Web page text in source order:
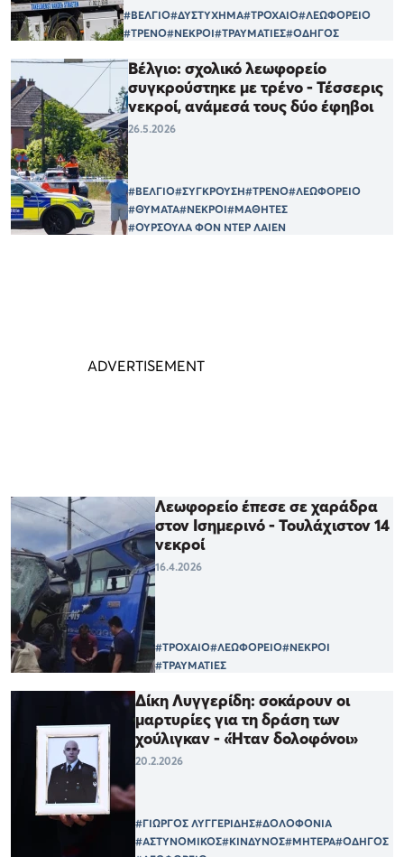
#ΒΕΛΓΙΟ#ΔΥΣΤΥΧΗΜΑ#ΤΡΟΧΑΙΟ#ΛΕΩΦΟΡΕΙΟ
#ΤΡΕΝΟ#ΝΕΚΡΟΙ#ΤΡΑΥΜΑΤΙΕΣ#ΟΔΗΓΟΣ
Βέλγιο: σχολικό λεωφορείο
συγκρούστηκε με τρένο - Τέσσερις
νεκροί, ανάμεσά τους δύο έφηβοι
26.5.2026
#ΒΕΛΓΙΟ#ΣΥΓΚΡΟΥΣΗ#ΤΡΕΝΟ#ΛΕΩΦΟΡΕΙΟ
#ΘΥΜΑΤΑ#ΝΕΚΡΟΙ#ΜΑΘΗΤΕΣ
#ΟΥΡΣΟΥΛΑ ΦΟΝ ΝΤΕΡ ΛΑΙΕΝ
Λεωφορείο έπεσε σε χαράδρα
στον Ισημερινό - Τουλάχιστον 14
νεκροί
16.4.2026
#ΤΡΟΧΑΙΟ#ΛΕΩΦΟΡΕΙΟ#ΝΕΚΡΟΙ
#ΤΡΑΥΜΑΤΙΕΣ
Δίκη Λυγγερίδη: σοκάρουν οι
μαρτυρίες για τη δράση των
χούλιγκαν - «Ήταν δολοφόνοι»
20.2.2026
#ΓΙΩΡΓΟΣ ΛΥΓΓΕΡΙΔΗΣ#ΔΟΛΟΦΟΝΙΑ
#ΑΣΤΥΝΟΜΙΚΟΣ#ΚΙΝΔΥΝΟΣ#ΜΗΤΕΡΑ#ΟΔΗΓΟΣ